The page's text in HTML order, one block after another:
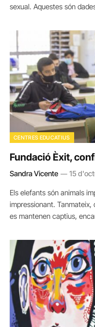
sexual. Aquestes són
CENTRES EDUCATIUS
Fundació Èxit,
Sandra Vicente 15
Els elefants són animals
impressionant.
es mantenen captius,